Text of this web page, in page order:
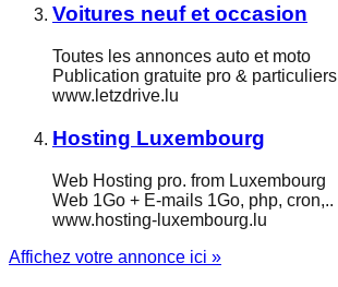
Voitures neuf et occasion
Toutes les annonces auto et moto
Publication gratuite pro & particuliers
www.letzdrive.lu
Hosting Luxembourg
Web Hosting pro. from Luxembourg
Web 1Go + E-mails 1Go, php, cron,..
www.hosting-luxembourg.lu
Affichez votre annonce ici »